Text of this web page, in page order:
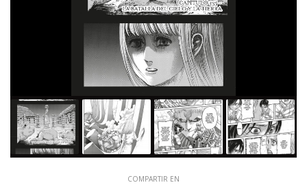
COMPARTIR EN